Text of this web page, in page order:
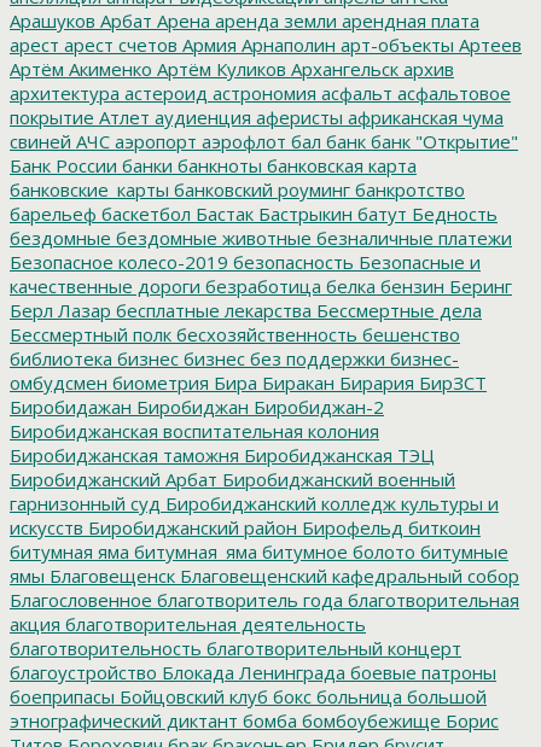
Арашуков Арбат Арена аренда земли арендная плата
арест арест счетов Армия Арнаполин арт-объекты Артеев
Артём Акименко Артём Куликов Архангельск архив
архитектура астероид астрономия асфальт асфальтовое
покрытие Атлет аудиенция аферисты африканская чума
свиней АЧС аэропорт аэрофлот бал банк банк "Открытие"
Банк России банки банкноты банковская карта
банковские_карты банковский роуминг банкротство
барельеф баскетбол Бастак Бастрыкин батут Бедность
бездомные бездомные животные безналичные платежи
Безопасное колесо-2019 безопасность Безопасные и
качественные дороги безработица белка бензин Беринг
Берл Лазар бесплатные лекарства Бессмертные дела
Бессмертный полк бесхозяйственность бешенство
библиотека бизнес бизнес без поддержки бизнес-
омбудсмен биометрия Бира Биракан Бирария БирЗСТ
Биробидажан Биробиджан Биробиджан-2
Биробиджанская воспитательная колония
Биробиджанская таможня Биробиджанская ТЭЦ
Биробиджанский Арбат Биробиджанский военный
гарнизонный суд Биробиджанский колледж культуры и
искусств Биробиджанский район Бирофельд биткоин
битумная яма битумная_яма битумное болото битумные
ямы Благовещенск Благовещенский кафедральный собор
Благословенное благотворитель года благотворительная
акция благотворительная деятельность
благотворительность благотворительный концерт
благоустройство Блокада Ленинграда боевые патроны
боеприпасы Бойцовский клуб бокс больница большой
этнографический диктант бомба бомбоубежище Борис